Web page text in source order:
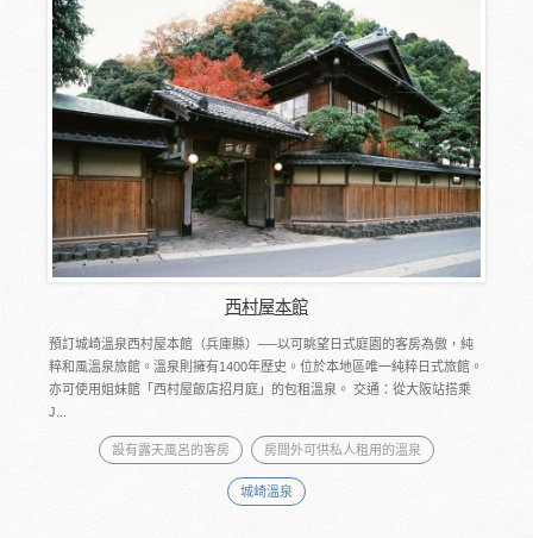
西村屋本館
預訂城崎溫泉西村屋本館（兵庫縣）──以可眺望日式庭園的客房為傲，純
粹和風溫泉旅館。溫泉則擁有1400年歷史。位於本地區唯一純粹日式旅館。
亦可使用姐妹館「西村屋飯店招月庭」的包租溫泉。 交通：從大阪站搭乘
J...
設有露天風呂的客房 房間外可供私人租用的溫泉
城崎溫泉